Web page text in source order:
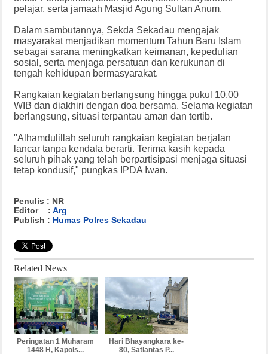
pelajar, serta jamaah Masjid Agung Sultan Anum.
Dalam sambutannya, Sekda Sekadau mengajak
masyarakat menjadikan momentum Tahun Baru Islam
sebagai sarana meningkatkan keimanan, kepedulian
sosial, serta menjaga persatuan dan kerukunan di
tengah kehidupan bermasyarakat.
Rangkaian kegiatan berlangsung hingga pukul 10.00
WIB dan diakhiri dengan doa bersama. Selama kegiatan
berlangsung, situasi terpantau aman dan tertib.
"Alhamdulillah seluruh rangkaian kegiatan berjalan
lancar tanpa kendala berarti. Terima kasih kepada
seluruh pihak yang telah berpartisipasi menjaga situasi
tetap kondusif," pungkas IPDA Iwan.
Penulis : NR
Editor : Arg
Publish : Humas Polres Sekadau
Related News
Peringatan 1 Muharam
1448 H, Kapols...
Hari Bhayangkara ke-
80, Satlantas P...